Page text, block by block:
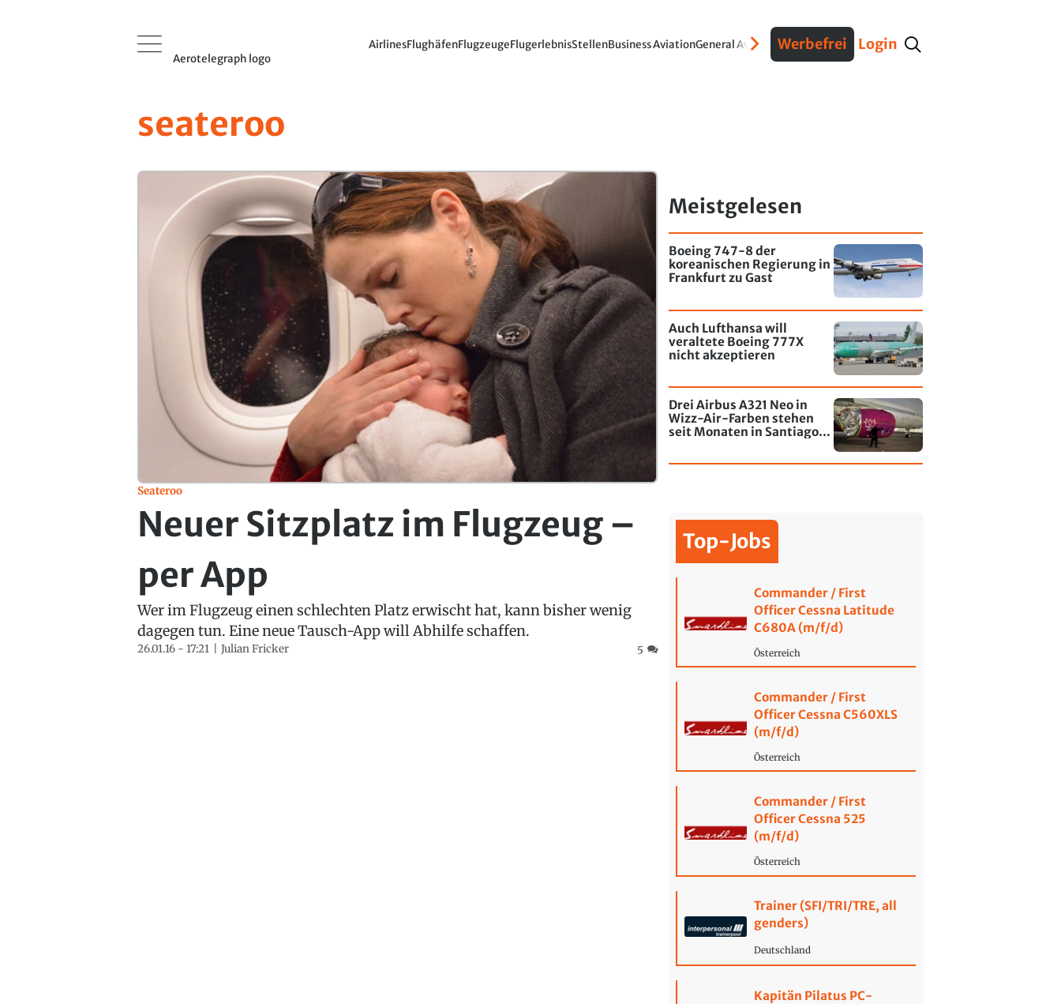
Aerotelegraph logo
AirlinesFlughäfenFlugzeugeFlugerlebnisStellenBusiness AviationGeneral AviationVerteidigungInterviews Fracht
Werbefrei Login
seateroo
Seateroo
Neuer Sitzplatz im Flugzeug –
per App
Wer im Flugzeug einen schlechten Platz erwischt hat, kann bisher wenig
dagegen tun. Eine neue Tausch-App will Abhilfe schaffen.
26.01.16 - 17:21 Julian Fricker 5
Meistgelesen
Boeing 747-8 der
koreanischen Regierung in
Frankfurt zu Gast
Auch Lufthansa will
veraltete Boeing 777X
nicht akzeptieren
Drei Airbus A321 Neo in
Wizz-Air-Farben stehen
seit Monaten in Santiago
Top-Jobs
Commander / First
Officer Cessna Latitude
C680A (m/f/d)
Österreich
Commander / First
Officer Cessna C560XLS
(m/f/d)
Österreich
Commander / First
Officer Cessna 525
(m/f/d)
Österreich
Trainer (SFI/TRI/TRE, all
genders)
Deutschland
Kapitän Pilatus PC-